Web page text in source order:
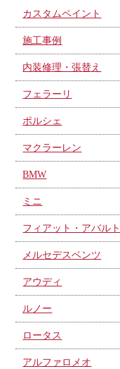
カスタムペイント
施工事例
内装修理・張替え
フェラーリ
ポルシェ
マクラーレン
BMW
ミニ
フィアット・アバルト
メルセデスベンツ
アウディ
ルノー
ロータス
アルファロメオ